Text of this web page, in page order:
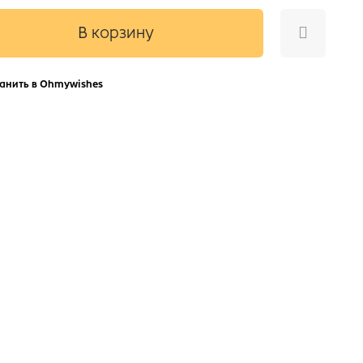
В корзину
в Ohmywishes